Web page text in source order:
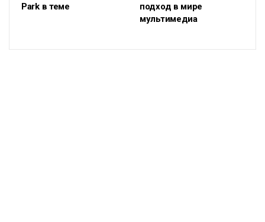
Park в теме
подход в мире
мультимедиа